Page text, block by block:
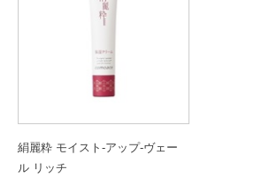
絹麗粋 モイスト-アップ-ヴェー
ル リッチ